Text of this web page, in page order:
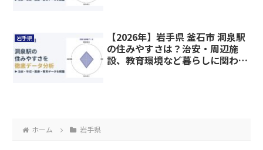
岩手県
【2026年】岩手県 釜石市 洞泉駅
の住みやすさは？治安・周辺施
設、教育環境など暮らしに関わる
ホーム 岩手県